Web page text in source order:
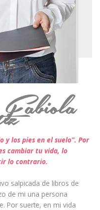
y los pies en el suelo”. Por
cambiar tu vida, lo
lo contrario.
salpicada de libros de
de mi una persona
Por suerte, en mi vida